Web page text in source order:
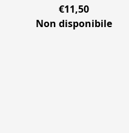
€11,50
Non disponibile